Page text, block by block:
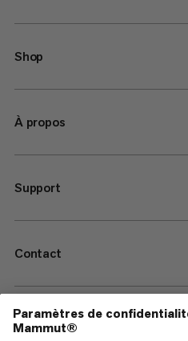
Shop
À propos
Support
Contact